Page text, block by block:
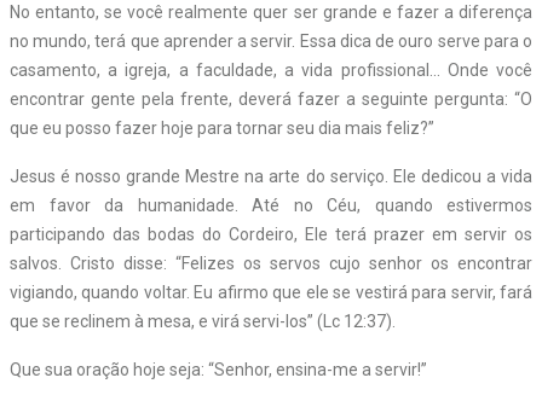
No entanto, se você realmente quer ser grande e fazer a diferença
no mundo, terá que aprender a servir. Essa dica de ouro serve para o
casamento, a igreja, a faculdade, a vida profissional… Onde você
encontrar gente pela frente, deverá fazer a seguinte pergunta: “O
que eu posso fazer hoje para tornar seu dia mais feliz?”
Jesus é nosso grande Mestre na arte do serviço. Ele dedicou a vida
em favor da humanidade. Até no Céu, quando estivermos
participando das bodas do Cordeiro, Ele terá prazer em servir os
salvos. Cristo disse: “Felizes os servos cujo senhor os encontrar
vigiando, quando voltar. Eu afirmo que ele se vestirá para servir, fará
que se reclinem à mesa, e virá servi-los” (Lc 12:37).
Que sua oração hoje seja: “Senhor, ensina-me a servir!”